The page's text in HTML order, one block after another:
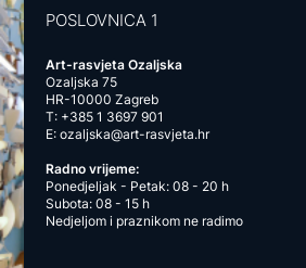
POSLOVNICA 1
Art-rasvjeta Ozaljska
Ozaljska 75
HR-10000 Zagreb
T: +385 1 3697 901
E:ozaljska@art-rasvjeta.hr
Radno vrijeme:
Ponedjeljak - Petak: 08 - 20 h
Subota: 08 - 15 h
Nedjeljom i praznikom ne radimo